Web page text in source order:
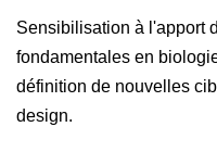
Sensibilisation à l'apport
fondamentales en
définition de nouvelles
design.